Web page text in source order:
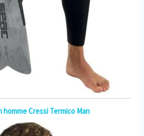
homme Cressi Termico Man